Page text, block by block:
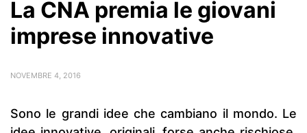
La CNA premia le giovani
imprese innovative
NOVEMBRE 4, 2016
Sono le grandi idee che cambiano il mondo. Le